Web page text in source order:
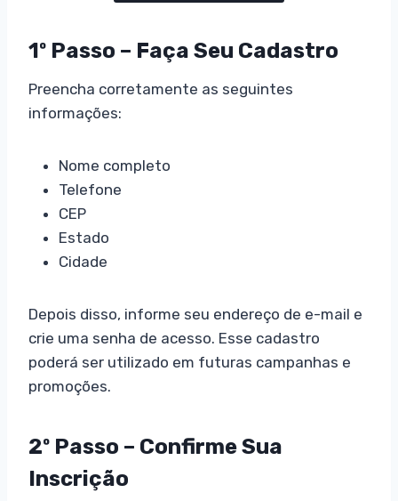
1º Passo – Faça Seu Cadastro
Preencha corretamente as seguintes
informações:
Nome completo
Telefone
CEP
Estado
Cidade
Depois disso, informe seu endereço de e-mail e
crie uma senha de acesso. Esse cadastro
poderá ser utilizado em futuras campanhas e
promoções.
2º Passo – Confirme Sua
Inscrição